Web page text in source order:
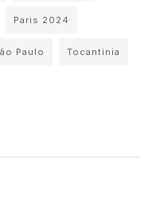
Paris 2024
Paulo Tocantinia